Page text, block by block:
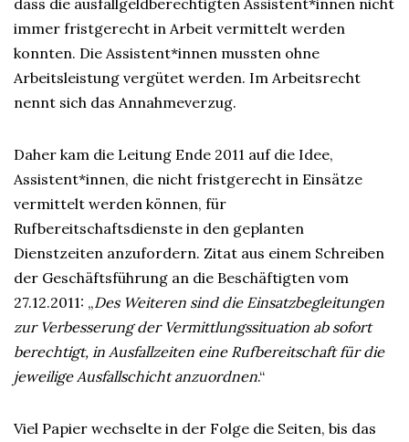
dass die ausfallgeldberechtigten Assistent*innen nicht
immer fristgerecht in Arbeit vermittelt werden
konnten. Die Assistent*innen mussten ohne
Arbeitsleistung vergütet werden. Im Arbeitsrecht
nennt sich das Annahmeverzug.
Daher kam die Leitung Ende 2011 auf die Idee,
Assistent*innen, die nicht fristgerecht in Einsätze
vermittelt werden können, für
Rufbereitschaftsdienste in den geplanten
Dienstzeiten anzufordern. Zitat aus einem Schreiben
der Geschäftsführung an die Beschäftigten vom
27.12.2011: „Des Weiteren sind die Einsatzbegleitungen
zur Verbesserung der Vermittlungssituation ab sofort
berechtigt, in Ausfallzeiten eine Rufbereitschaft für die
jeweilige Ausfallschicht anzuordnen.“
Viel Papier wechselte in der Folge die Seiten, bis das